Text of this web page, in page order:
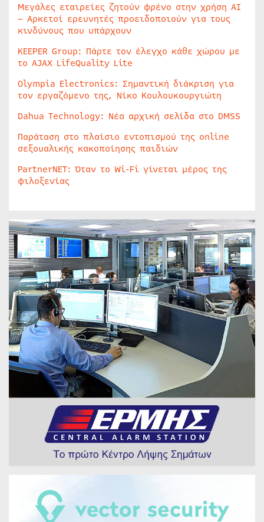
Μεγάλες εταιρείες ζητούν φρένο στην χρήση AI
– Αρκετοί ερευνητές προειδοποιούν για τους
κινδύνους που υπάρχουν
KEEPER Group: Πάρτε τον έλεγχο κάθε χώρου με
το AJAX LifeQuality Lite
Olympia Electronics: Σημαντική διάκριση για
τον εργαζόμενο της, Νίκο Κουλουκουργιώτη
Dahua Technology: Νέα αρχική σελίδα στο DMSS
Παράταση στο πλαίσιο εντοπισμού της online
σεξουαλικής κακοποίησης παιδιών
PartnerNET: Όταν το Wi-Fi γίνεται μέρος της
φιλοξενίας